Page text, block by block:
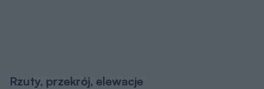
Rzuty, przekrój, elewacje